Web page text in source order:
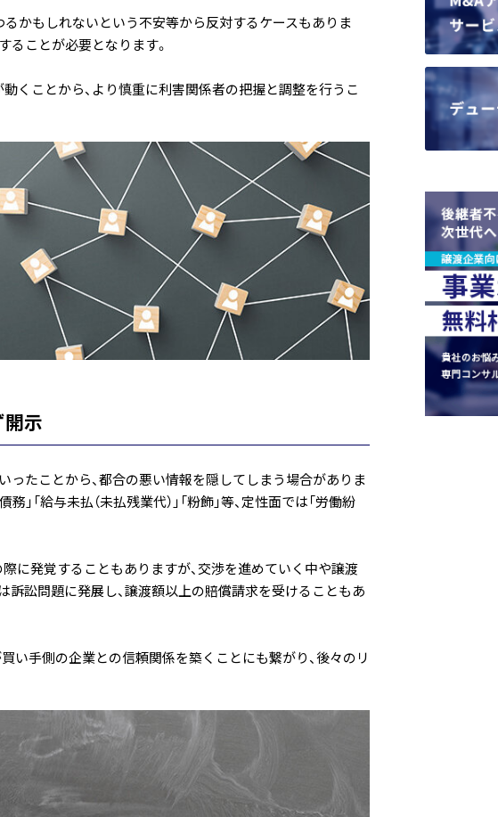
るかもしれないという不安等から反対するケースもありま
ることが必要となります。
くことから、より慎重に利害関係者の把握と調整を行うこ
示
ったことから、都合の悪い情報を隠してしまう場合がありま
「給与未払（未払残業代）」「粉飾」等、定性面では「労働紛
際に発覚することもありますが、交渉を進めていく中や譲渡
訴訟問題に発展し、譲渡額以上の賠償請求を受けることもあ
い手側の企業との信頼関係を築くことにも繋がり、後々のリ